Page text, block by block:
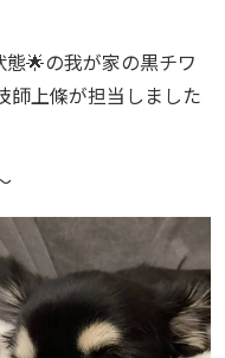
🌟の我が家の黒チワ
師上條が担当しました